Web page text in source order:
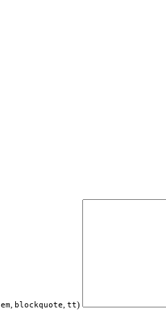
em, blockquote, tt)